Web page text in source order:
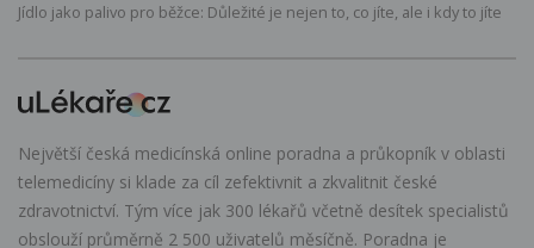
Jídlo jako palivo pro běžce: Důležité je nejen to, co jíte, ale i kdy to jíte
Největší česká medicínská online poradna a průkopník v oblasti
telemedicíny si klade za cíl zefektivnit a zkvalitnit české
zdravotnictví. Tým více jak 300 lékařů včetně desítek specialistů
obslouží průměrně 2 500 uživatelů měsíčně. Poradna je